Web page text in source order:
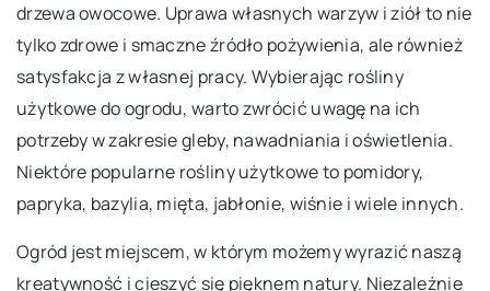
drzewa owocowe. Uprawa własnych warzyw i ziół to nie
tylko zdrowe i smaczne źródło pożywienia, ale również
satysfakcja z własnej pracy. Wybierając rośliny
użytkowe do ogrodu, warto zwrócić uwagę na ich
potrzeby w zakresie gleby, nawadniania i oświetlenia.
Niektóre popularne rośliny użytkowe to pomidory,
papryka, bazylia, mięta, jabłonie, wiśnie i wiele innych.
Ogród jest miejscem, w którym możemy wyrazić naszą
kreatywność i cieszyć się pięknem natury. Niezależnie